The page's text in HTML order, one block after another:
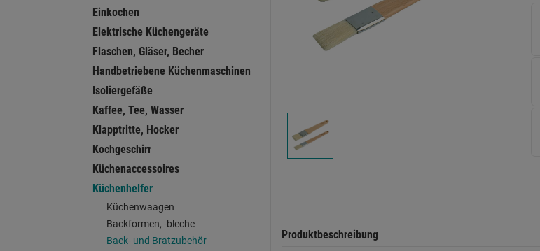
Einkochen
Elektrische Küchengeräte
Flaschen, Gläser, Becher
Handbetriebene Küchenmaschinen
Isoliergefäße
Kaffee, Tee, Wasser
Klapptritte, Hocker
Kochgeschirr
Küchenaccessoires
Küchenhelfer
Küchenwaagen
Backformen, -bleche
Back- und Bratzubehör
Produktbeschreibung